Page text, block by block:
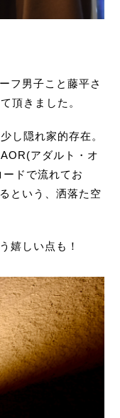
フ男子こと藤平さ
頂きました。
し隠れ家的存在。
AOR(アダルト・オ
ドで流れてお
という、洒落た空
嬉しい点も！